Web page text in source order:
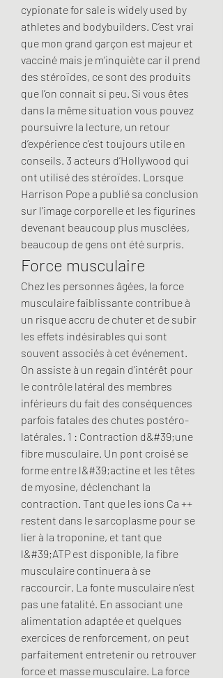
cypionate for sale is widely used by
athletes and bodybuilders. C’est vrai
que mon grand garçon est majeur et
vacciné mais je m’inquiète car il prend
des stéroïdes, ce sont des produits
que l’on connait si peu. Si vous êtes
dans la même situation vous pouvez
poursuivre la lecture, un retour
d’expérience c’est toujours utile en
conseils. 3 acteurs d’Hollywood qui
ont utilisé des stéroïdes. Lorsque
Harrison Pope a publié sa conclusion
sur l’image corporelle et les figurines
devenant beaucoup plus musclées,
beaucoup de gens ont été surpris.
Force musculaire
Chez les personnes âgées, la force
musculaire faiblissante contribue à
un risque accru de chuter et de subir
les effets indésirables qui sont
souvent associés à cet événement.
On assiste à un regain d’intérêt pour
le contrôle latéral des membres
inférieurs du fait des conséquences
parfois fatales des chutes postéro-
latérales. 1 : Contraction d&#39;une
fibre musculaire. Un pont croisé se
forme entre l&#39;actine et les têtes
de myosine, déclenchant la
contraction. Tant que les ions Ca ++
restent dans le sarcoplasme pour se
lier à la troponine, et tant que
l&#39;ATP est disponible, la fibre
musculaire continuera à se
raccourcir. La fonte musculaire n’est
pas une fatalité. En associant une
alimentation adaptée et quelques
exercices de renforcement, on peut
parfaitement entretenir ou retrouver
force et masse musculaire. La force